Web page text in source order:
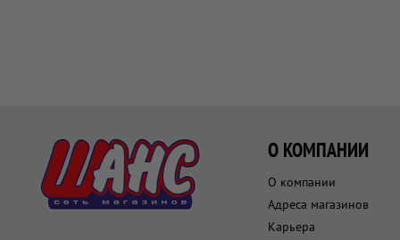
О КОМПАНИИ
О компании
Адреса магазинов
Карьера